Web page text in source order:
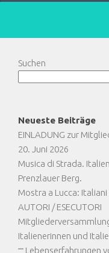
Suchen
Neueste Beiträge
EINLADUNG zur
20. Juni 2026
Musica di Strada.
Prenzlauer Berg.
Mostra a Lucca:
AUTORI / ESECUTORI
Italienerinnen und
⎻ Lebenserfahrungen